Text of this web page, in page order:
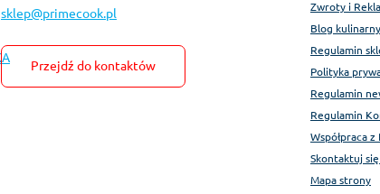
sklep@primecook.pl
Przejdź do kontaktów
Zwroty i
Blog kulinarny
Regulamin
Polityka
Regulamin
Regulamin
Współpraca z
Skontaktuj
Mapa strony